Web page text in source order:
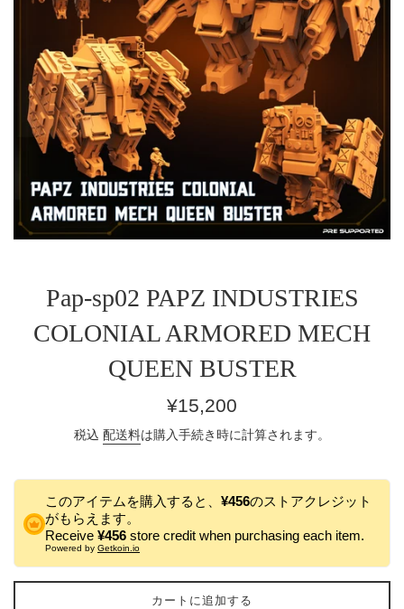
Pap-sp02 PAPZ INDUSTRIES
COLONIAL ARMORED MECH
QUEEN BUSTER
通
価
¥15,200
税込 配送料は購入手続き時に計算されます。
このアイテムを購入すると、 ¥456のストアクレジット
がもらえます。
Receive ¥456 store credit when purchasing each item.
Powered by Getkoin.io
カートに追加する